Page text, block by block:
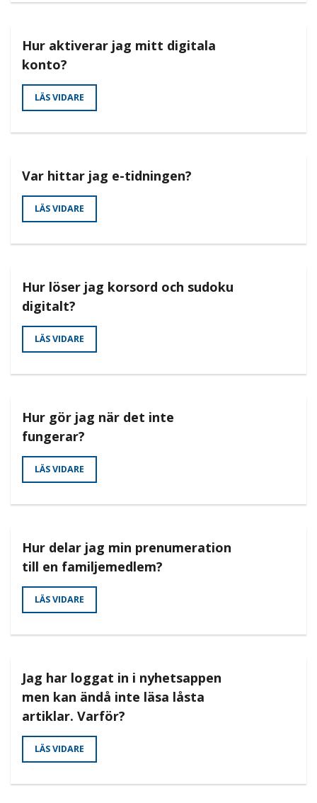
Hur aktiverar jag mitt digitala
konto?
LÄS VIDARE
Var hittar jag e-tidningen?
LÄS VIDARE
Hur löser jag korsord och sudoku
digitalt?
LÄS VIDARE
Hur gör jag när det inte
fungerar?
LÄS VIDARE
Hur delar jag min prenumeration
till en familjemedlem?
LÄS VIDARE
Jag har loggat in i nyhetsappen
men kan ändå inte läsa låsta
artiklar. Varför?
LÄS VIDARE